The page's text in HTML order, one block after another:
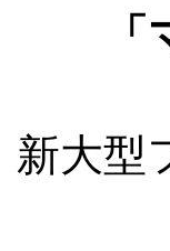
新大型